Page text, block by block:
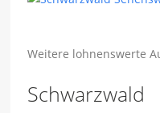
Weitere lohnenswerte
Schwarzwald